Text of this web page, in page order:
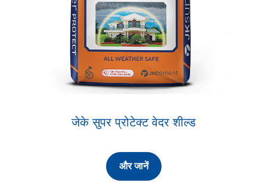
जेके सुपर प्रोटेक्ट वेदर शील्ड
और जानें